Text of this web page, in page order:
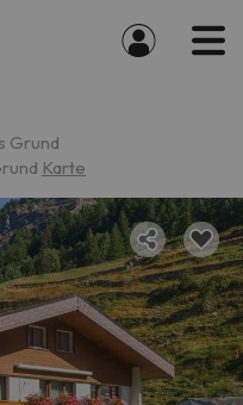
Grund
Karte